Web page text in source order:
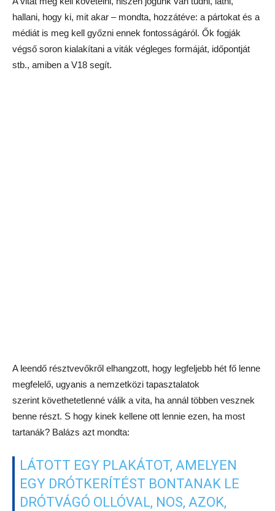
DRÓTVÁGÓ OLLÓVAL, NOS, AZOK,
AKIK OTT LÁTHATÓK, EGY
KIVÉTELLEL: SOROS HELYETT
ORBÁN.
egy V18-as logót ragaszthatnak.
Az ilyen „csatakörzetekre” példaként
hangzott el, hogy beállnak Magyar
A nem egészen két hét múlva esedékes hódmezővásárhelyi
választáskapcsán Bod Péter Ákos azt mondta, hogy ő ma –
személyes meghívásra – vesz részt a csalódott fideszesként